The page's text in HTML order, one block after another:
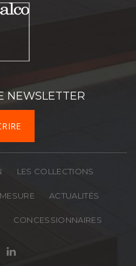
NEWSLETTER
LES COLLECTIONS
ACTUALITÉS
CONCESSIONNAIRES